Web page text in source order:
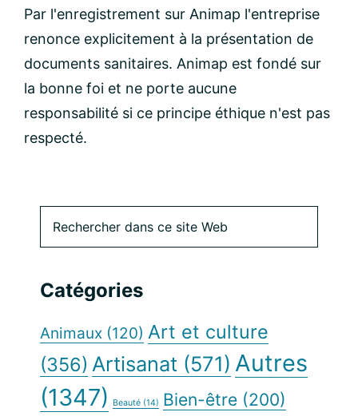
Par l'enregistrement sur Animap l'entreprise
renonce explicitement à la présentation de
documents sanitaires. Animap est fondé sur
la bonne foi et ne porte aucune
responsabilité si ce principe éthique n'est pas
respecté.
Barre
latérale
principale
dans
Web
Catégories
Animaux (120) Art et culture
(356) Artisanat (571) Autres
(1347)
Beauté (14) Bien-être (200)